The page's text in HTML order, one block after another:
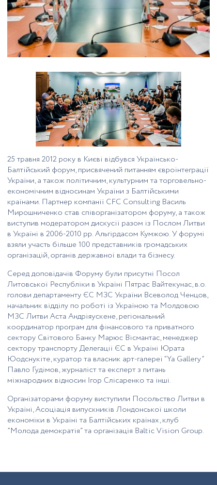
25 травня 2012 року в Києві відбувся Українсько-
Балтійський форум, присвячений питанням євроінтеграції
України, а також політичним, культурним та торговельно-
економічним відносинам України з Балтійськими
країнами. Партнер компанії CFC Consulting Василь
Мирошниченко став співорганізатором форуму, а також
виступив модератором дискусії разом із Послом Литви
в Україні в 2006-2010 рр. Альгірдасом Кумжою. У форумі
взяли участь більше 100 представників громадських
організацій, органів державної влади та бізнесу.
Серед доповідачів Форуму були присутні Посол
Литовської Республіки в Україні Пятрас Вайтекунас, в.о.
голови департаменту ЄС МЗС України Всеволод Ченцов,
начальник відділу по роботі із Україною та Молдовою
МЗС Литви Аста Андріяускене, регіональний
координатор програм для фінансового та приватного
сектору Світового Банку Марюс Вісмантас, менеджер
сектору транспорту Делегації ЄС в Україні Юрата
Юодснукіте, куратор та власник арт-галереї “Ya Gallery”
Павло Гудімов, журналіст та експерт з питань
міжнародних відносин Ігор Слісаренко та інші.
Організаторами форуму виступили Посольство Литви в
Україні, Асоціація випускників Лондонської школи
економіки в Україні та Балтійських країнах, клуб
”Молода демократія” та організація Baltic Vision Group.